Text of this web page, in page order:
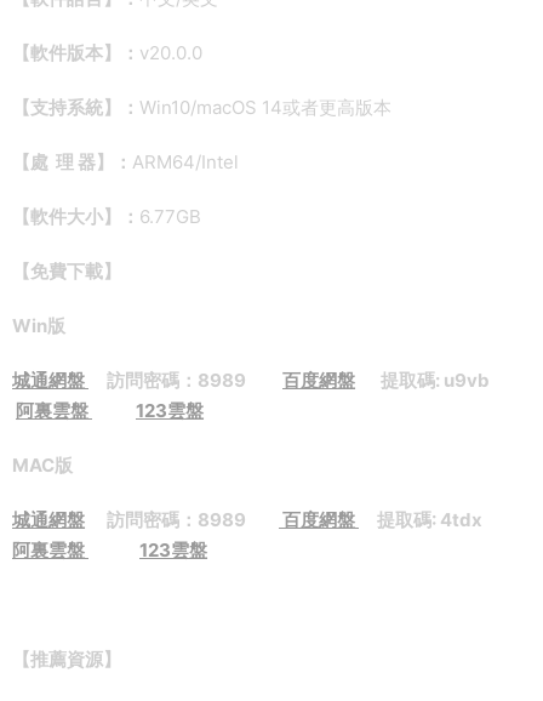
【軟件版本】： v20.0.0
【支持系統】： Win10/macOS 14或者更高版本
【處 理 器】： ARM64/Intel
【軟件大小】： 6.77GB
【免費下載】
Win版
城通網盤 訪問密碼：8989 百度網盤 提取碼: u9vb
阿裏雲盤
123雲盤
MAC版
城通網盤 訪問密碼：8989 百度網盤
提取碼: 4tdx
阿裏雲盤
123雲盤
【推薦資源】